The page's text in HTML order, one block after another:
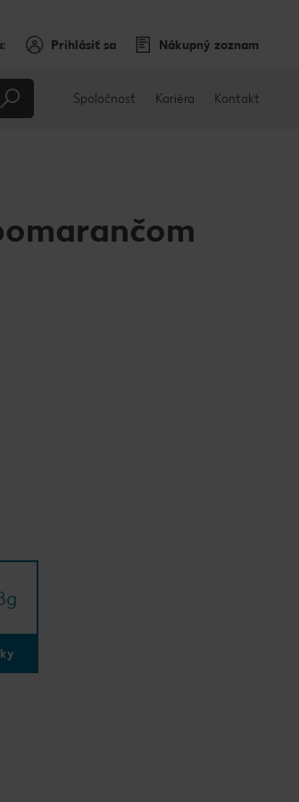
Prihlásiť sa Nákupný zoznam
Spoločnosť Kariéra Kontakt
g